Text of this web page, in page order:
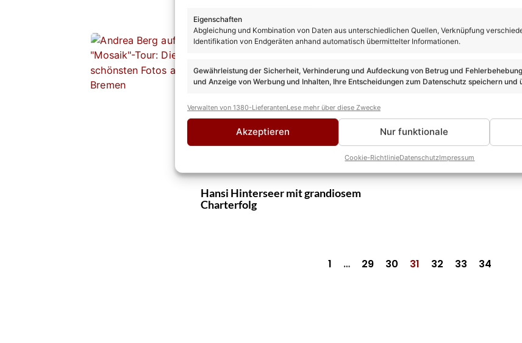
Eigenschaften
Abgleichung und Kombination von Daten aus unterschiedlichen Quellen, Verknüpfung
Identifikation von Endgeräten anhand automatisch übermittelter Informationen.
Gewährleistung der Sicherheit, Verhinderung und Aufdeckung von Betrug und
und Anzeige von Werbung und Inhalten, Ihre Entscheidungen zum Datenschutz speichern und
Verwalten von 1380-LieferantenLese mehr über diese Zwecke
Akzeptieren Nur funktionale
Cookie-RichtlinieDatenschutzImpressum
Andrea Berg: Weihnachtsalbum in Kürze
Max Weidner: Wird sein neuer Song ein
Wiesn-Hit?
Hansi Hinterseer mit grandiosem
Charterfolg
1 … 29 30 31 32 33 34